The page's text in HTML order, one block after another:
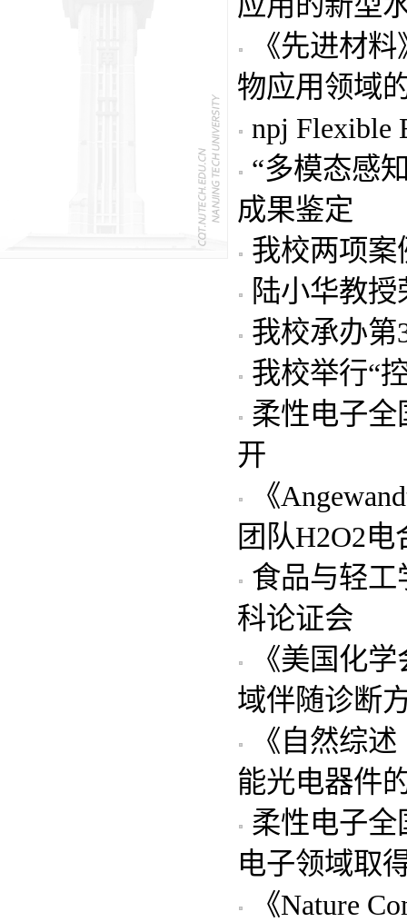
《先进材
物应用领域
npj Flexible
“多模态感
成果鉴定
我校两项案
陆小华教
我校承办第
我校举行“
柔性电子
开
《
团队H2O2
食品与轻
科论证会
《美国化
域伴随诊断
《自然综
能光电器件
柔性电子
电子领域取
《Nature